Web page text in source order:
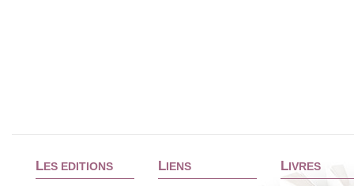
LES EDITIONS LIENS LIVRES